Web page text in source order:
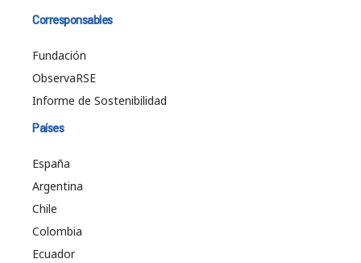
Corresponsables
Fundación
ObservaRSE
Informe de Sostenibilidad
Países
España
Argentina
Chile
Colombia
Ecuador